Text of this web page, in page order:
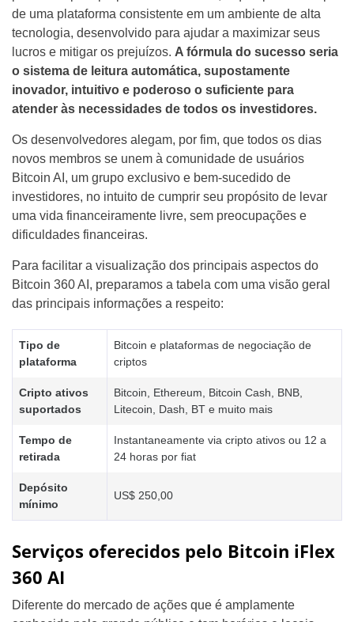
de uma plataforma consistente em um ambiente de alta
tecnologia, desenvolvido para ajudar a maximizar seus
lucros e mitigar os prejuízos. A fórmula do sucesso seria
o sistema de leitura automática, supostamente
inovador, intuitivo e poderoso o suficiente para
atender às necessidades de todos os investidores.
Os desenvolvedores alegam, por fim, que todos os dias
novos membros se unem à comunidade de usuários
Bitcoin AI, um grupo exclusivo e bem-sucedido de
investidores, no intuito de cumprir seu propósito de levar
uma vida financeiramente livre, sem preocupações e
dificuldades financeiras.
Para facilitar a visualização dos principais aspectos do
Bitcoin 360 AI, preparamos a tabela com uma visão geral
das principais informações a respeito:
Tipo de
plataforma
Bitcoin e plataformas de negociação de
criptos
Cripto ativos
suportados
Bitcoin, Ethereum, Bitcoin Cash, BNB,
Litecoin, Dash, BT e muito mais
Tempo de
retirada
Instantaneamente via cripto ativos ou 12 a
24 horas por fiat
Depósito
mínimo
US$ 250,00
Serviços oferecidos pelo Bitcoin iFlex
360 AI
Diferente do mercado de ações que é amplamente